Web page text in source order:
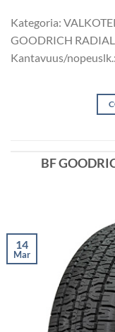
Kategoria:
GOODRICH
Kantavuus/
BF
14
Mar